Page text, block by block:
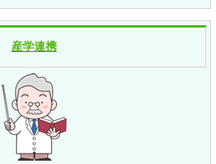
産学連携